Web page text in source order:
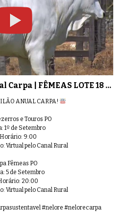
45º Mega Leilão Anual Carpa | FÊMEAS LOTE 18 - 6376
ANUAL CARPA!
e Touros PO
1º de Setembro
Horário: 9:00
Virtual pelo Canal Rural
Fêmeas PO
5 de Setembro
20:00
Virtual pelo Canal Rural
#nelore #nelorecarpa